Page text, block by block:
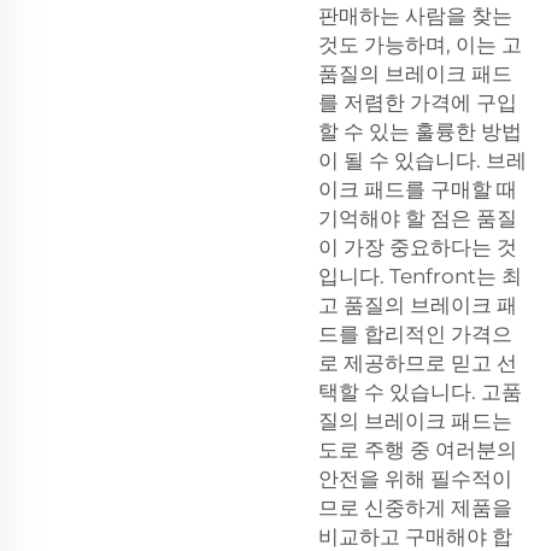
판매하는 사람을 찾는
것도 가능하며, 이는 고
품질의 브레이크 패드
를 저렴한 가격에 구입
할 수 있는 훌륭한 방법
이 될 수 있습니다. 브레
이크 패드를 구매할 때
기억해야 할 점은 품질
이 가장 중요하다는 것
입니다. Tenfront는 최
고 품질의 브레이크 패
드를 합리적인 가격으
로 제공하므로 믿고 선
택할 수 있습니다. 고품
질의 브레이크 패드는
도로 주행 중 여러분의
안전을 위해 필수적이
므로 신중하게 제품을
비교하고 구매해야 합